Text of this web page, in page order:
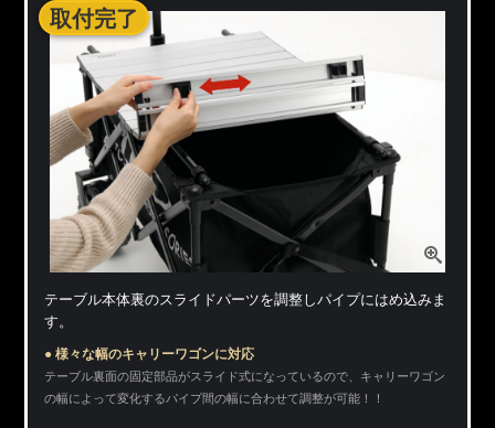
取付完了
テーブル本体裏のスライドパーツを調整しパイプにはめ込みま
す。
● 様々な幅のキャリーワゴンに対応
テーブル裏面の固定部品がスライド式になっているので、キャリーワゴン
の幅によって変化するパイプ間の幅に合わせて調整が可能！！